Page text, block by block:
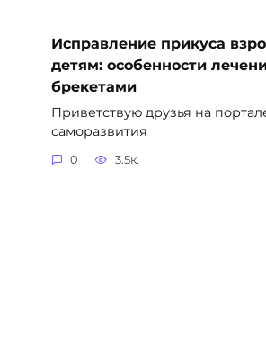
Исправление прикуса
детям: особенности
брекетами
Приветствую друзья на
саморазвития
0 3.5к.